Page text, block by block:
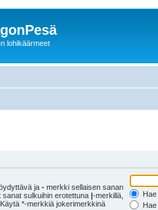
lohikäärmeet
ja - merkki sellaisen sanan
sulkuihin erotettuna |-merkillä,
*-merkkiä jokerimerkkinä